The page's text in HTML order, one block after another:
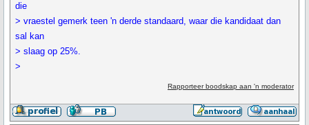
die
> vraestel gemerk teen 'n derde standaard, waar die kandidaat dan
sal kan
> slaag op 25%.
>
Rapporteer boodskap aan 'n moderator